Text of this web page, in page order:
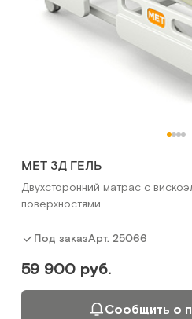
MET 3Д ГЕЛЬ
Двухсторонний матрас с
поверхностями
Под заказАрт. 25066
59 900 руб.
Сообщить о